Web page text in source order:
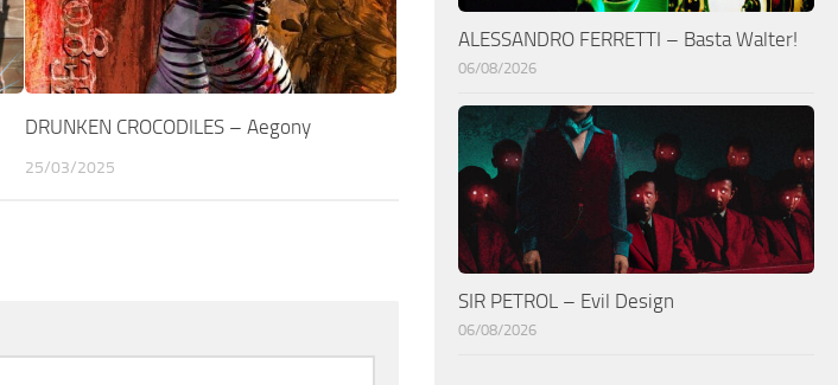
DRUNKEN CROCODILES – Aegony
25/03/2025
ALESSANDRO FERRETTI – Basta Walter!
06/08/2026
SIR PETROL – Evil Design
06/08/2026